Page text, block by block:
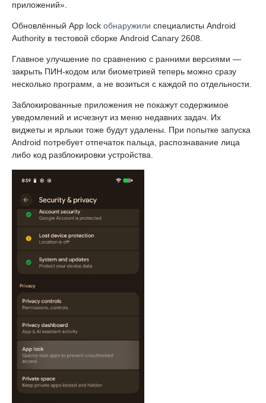
приложений».
Обновлённый App lock обнаружили специалисты Android
Authority в тестовой сборке Android Canary 2608.
Главное улучшение по сравнению с ранними версиями —
закрыть ПИН-кодом или биометрией теперь можно сразу
несколько программ, а не возиться с каждой по отдельности.
Заблокированные приложения не покажут содержимое
уведомлений и исчезнут из меню недавних задач. Их
виджеты и ярлыки тоже будут удалены. При попытке запуска
Android потребует отпечаток пальца, распознавание лица
либо код разблокировки устройства.